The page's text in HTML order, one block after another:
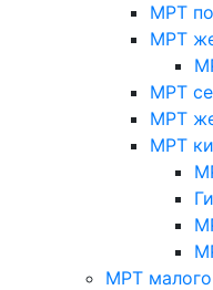
МРТ
МРТ
МРТ
МРТ
МРТ
МРТ малого